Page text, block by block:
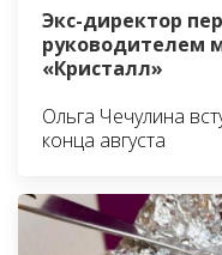
Экс-директор
руководителем
«Кристалл»
Ольга Чечулина
конца августа